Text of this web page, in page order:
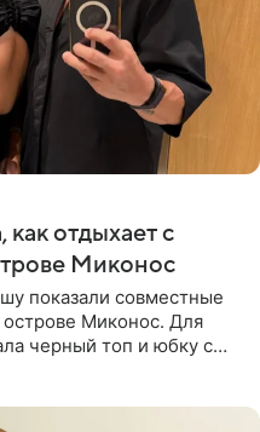
как отдыхает с
Миконос
показали совместные
Миконос. Для
черный топ и юбку с